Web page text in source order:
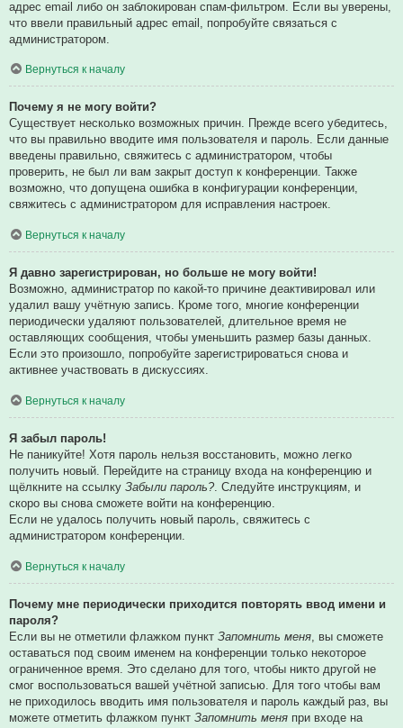
адрес email либо он заблокирован спам-фильтром. Если вы уверены,
что ввели правильный адрес email, попробуйте связаться с
администратором.
Вернуться к началу
Почему я не могу войти?
Существует несколько возможных причин. Прежде всего убедитесь,
что вы правильно вводите имя пользователя и пароль. Если данные
введены правильно, свяжитесь с администратором, чтобы
проверить, не был ли вам закрыт доступ к конференции. Также
возможно, что допущена ошибка в конфигурации конференции,
свяжитесь с администратором для исправления настроек.
Вернуться к началу
Я давно зарегистрирован, но больше не могу войти!
Возможно, администратор по какой-то причине деактивировал или
удалил вашу учётную запись. Кроме того, многие конференции
периодически удаляют пользователей, длительное время не
оставляющих сообщения, чтобы уменьшить размер базы данных.
Если это произошло, попробуйте зарегистрироваться снова и
активнее участвовать в дискуссиях.
Вернуться к началу
Я забыл пароль!
Не паникуйте! Хотя пароль нельзя восстановить, можно легко
получить новый. Перейдите на страницу входа на конференцию и
щёлкните на ссылку Забыли пароль?. Следуйте инструкциям, и
скоро вы снова сможете войти на конференцию.
Если не удалось получить новый пароль, свяжитесь с
администратором конференции.
Вернуться к началу
Почему мне периодически приходится повторять ввод имени и
пароля?
Если вы не отметили флажком пункт Запомнить меня , вы сможете
оставаться под своим именем на конференции только некоторое
ограниченное время. Это сделано для того, чтобы никто другой не
смог воспользоваться вашей учётной записью. Для того чтобы вам
не приходилось вводить имя пользователя и пароль каждый раз, вы
можете отметить флажком пункт Запомнить меня при входе на